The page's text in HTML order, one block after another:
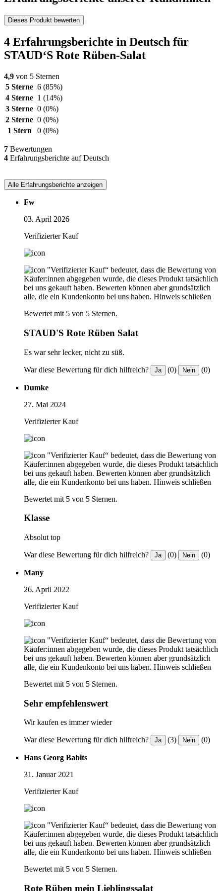
Dieses Produkt bewerten
4 Erfahrungsberichte in Deutsch für
STAUD‘S Rote Rüben-Salat
4,9 von 5 Sternen
5 Sterne 6 (85%)
4 Sterne 1 (14%)
3 Sterne 0 (0%)
2 Sterne 0 (0%)
1 Stern
0 (0%)
7 Bewertungen
4 Erfahrungsberichte auf Deutsch
Alle Erfahrungsberichte anzeigen
Fw
03. April 2026
Verifizierter Kauf
"Verifizierter Kauf“ bedeutet, dass die Bewertung von
Käufer:innen abgegeben wurde, die dieses Produkt tatsächlich
bei uns gekauft haben. Bewerten können aber grundsätzlich
alle, die ein Kundenkonto bei uns haben. Hinweis schließen
Bewertet mit 5 von 5 Sternen.
STAUD'S Rote Rüben Salat
Es war sehr lecker, nicht zu süß.
War diese Bewertung für dich hilfreich? Ja (0) Nein (0)
Dumke
27. Mai 2024
Verifizierter Kauf
"Verifizierter Kauf“ bedeutet, dass die Bewertung von
Käufer:innen abgegeben wurde, die dieses Produkt tatsächlich
bei uns gekauft haben. Bewerten können aber grundsätzlich
alle, die ein Kundenkonto bei uns haben. Hinweis schließen
Bewertet mit 5 von 5 Sternen.
Klasse
Absolut top
War diese Bewertung für dich hilfreich? Ja (0) Nein (0)
Many
26. April 2022
Verifizierter Kauf
"Verifizierter Kauf“ bedeutet, dass die Bewertung von
Käufer:innen abgegeben wurde, die dieses Produkt tatsächlich
bei uns gekauft haben. Bewerten können aber grundsätzlich
alle, die ein Kundenkonto bei uns haben. Hinweis schließen
Bewertet mit 5 von 5 Sternen.
Sehr empfehlenswert
Wir kaufen es immer wieder
War diese Bewertung für dich hilfreich? Ja (3) Nein (0)
Hans Georg Babits
31. Januar 2021
Verifizierter Kauf
"Verifizierter Kauf“ bedeutet, dass die Bewertung von
Käufer:innen abgegeben wurde, die dieses Produkt tatsächlich
bei uns gekauft haben. Bewerten können aber grundsätzlich
alle, die ein Kundenkonto bei uns haben. Hinweis schließen
Bewertet mit 5 von 5 Sternen.
Rote Rüben mein Lieblingssalat